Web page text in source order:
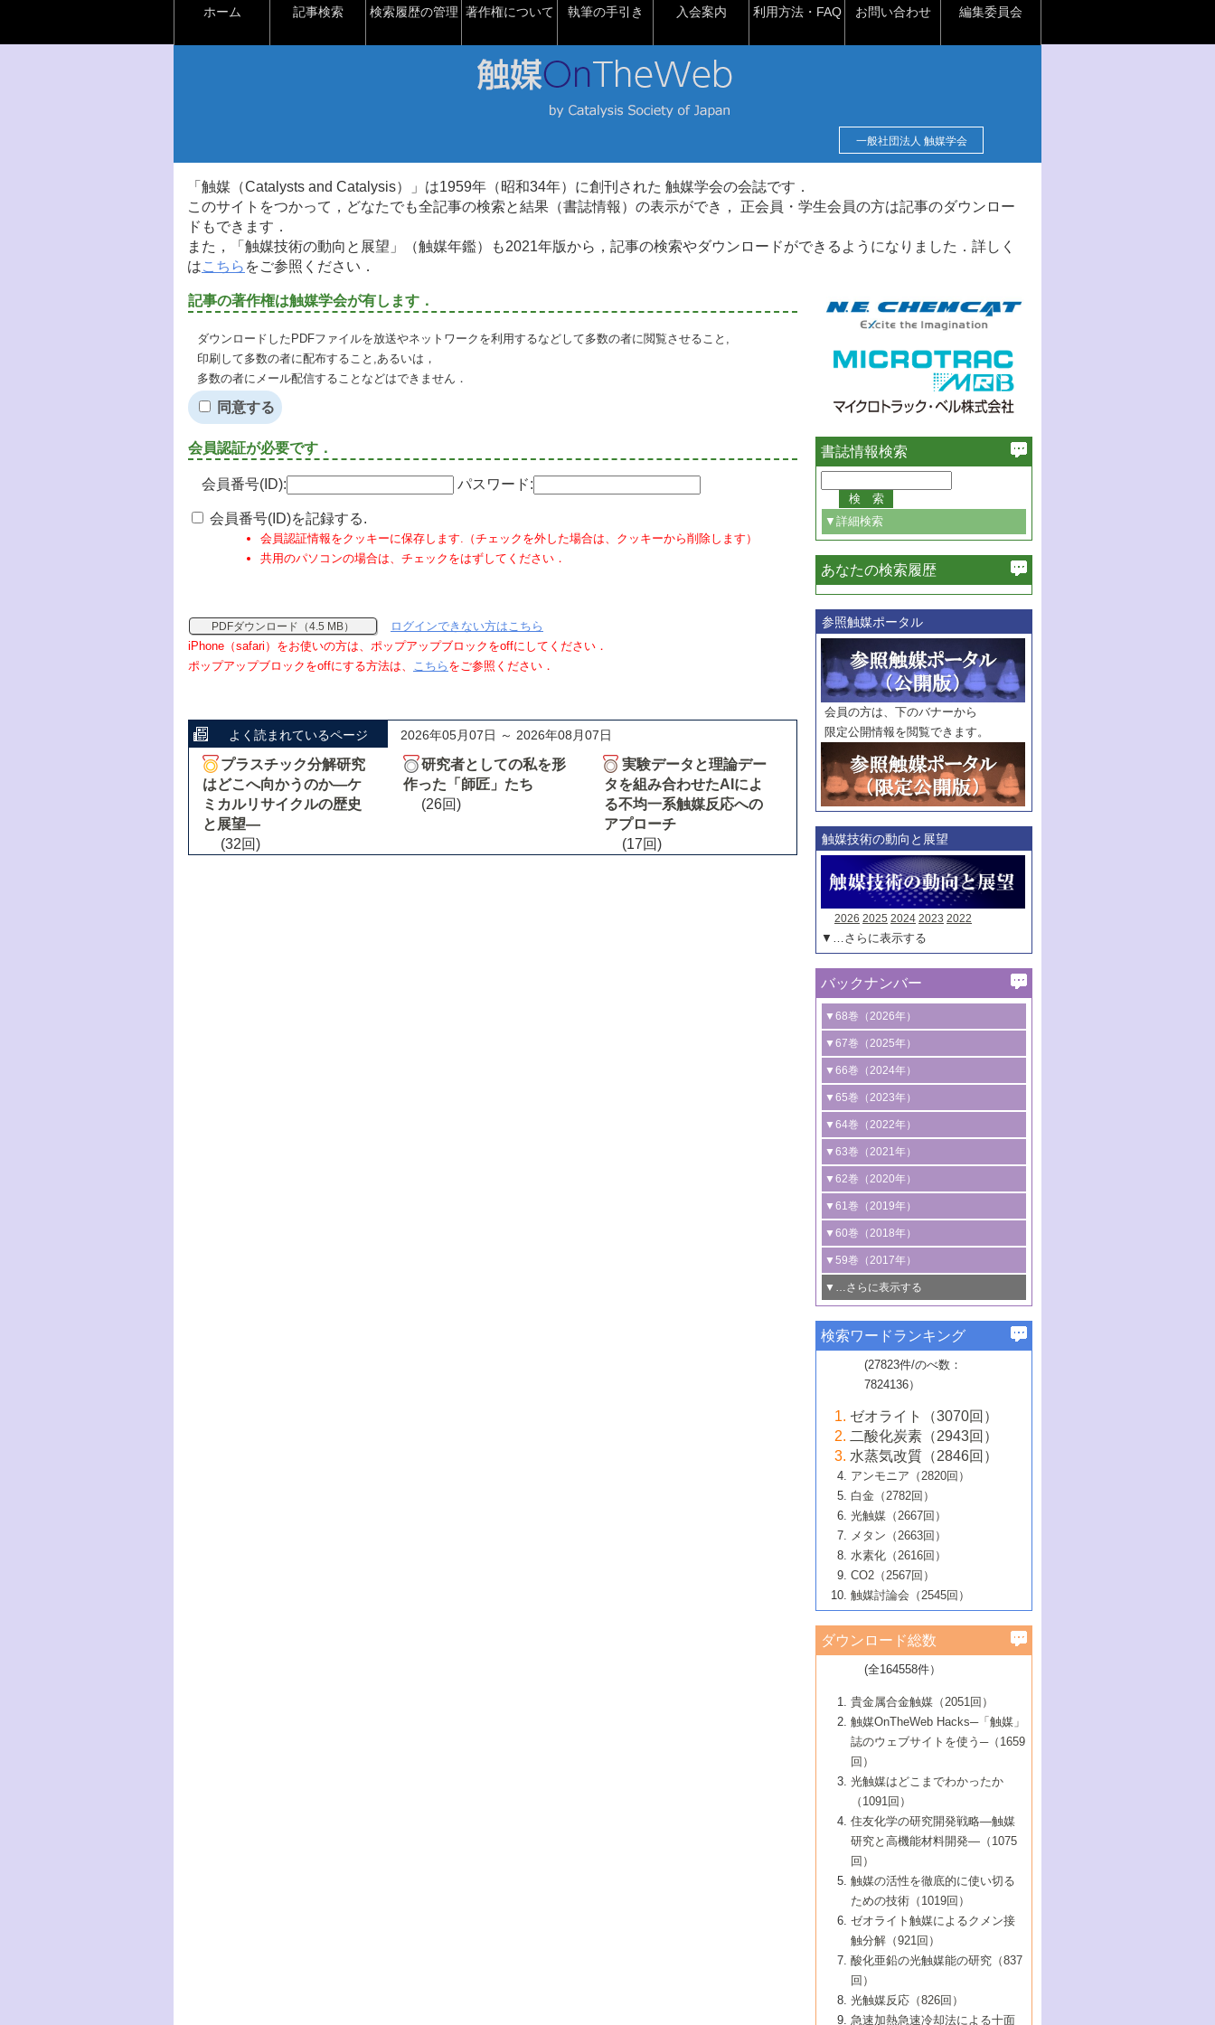
ホーム 記事検索 検索履歴の管理 著作権について 執筆の手引き 入会案内 利用方法・FAQ お問い合わせ 編集委員会
一般社団法人 触媒学会
「触媒（Catalysts and Catalysis）」は1959年（昭和34年）に創刊された 触媒学会の会誌です．
このサイトをつかって，どなたでも全記事の検索と結果（書誌情報）の表示ができ， 正会員・学生会員の方は記事のダウンロー
ドもできます．
また，「触媒技術の動向と展望」（触媒年鑑）も2021年版から，記事の検索やダウンロードができるようになりました．詳しく
はこちら をご参照ください．
記事の著作権は触媒学会が有します．
ダウンロードしたPDFファイルを放送やネットワークを利用するなどして多数の者に閲覧させること,
印刷して多数の者に配布すること,あるいは，
多数の者にメール配信することなどはできません．
同意する
会員認証が必要です．
会員番号(ID): パスワード:
会員番号(ID)を記録する.
会員認証情報をクッキーに保存します.（チェックを外した場合は、クッキーから削除します）
共用のパソコンの場合は、チェックをはずしてください．
PDFダウンロード（4.5 MB）
ログインできない方はこちら
iPhone（safari）をお使いの方は、ポップアップブロックをoffにしてください．
ポップアップブロックをoffにする方法は、 こちら をご参照ください．
よく読まれているページ 2026年05月07日 ～ 2026年08月07日
プラスチック分解研究
はどこへ向かうのか―ケ
ミカルリサイクルの歴史
と展望―
(32回)
研究者としての私を形
作った「師匠」たち
(26回)
実験データと理論デー
タを組み合わせたAIによ
る不均一系触媒反応への
アプローチ
(17回)
書誌情報検索
▼詳細検索
必ず含む
巻・号指定
巻
号
範囲指定
巻
号～
巻
号
触媒年鑑
年度
記事種別
マーク：
マークあり
あなたの検索履歴
参照触媒ポータル
会員の方は、下のバナーから
限定公開情報を閲覧できます。
触媒技術の動向と展望
2026 2025 2024 2023 2022
▼…さらに表示する
バックナンバー
▼68巻（2026年）
1号 過酸化水素合成に関する研究動向
2号 コンピューター技術により加速する
触媒開発
3号 有機分子変換やCO 資源化のための
光触媒に関する最近の研究
B号 第137回触媒討論会（2026年）
▼67巻（2025年）
1号 CO
水素化によるグリーン燃料/グリ
ーンケミカル製造
2号 水素製造のための水分解技術に関す
る最近の研究
3号 オレフィン系樹脂の精密合成に関す
る最新技術
4号 アルコール類の効率的変換を実現す
る非貴金属触媒の研究動向
5号 ゼオライトの合成と応用における研
究動向
6号 ヘテロ接合界面
B号 第135回触媒討論会（2025年）
▼66巻（2024年）
1号 低次元ナノ構造を有する触媒材料
2号 規制反応場を活用した固体触媒研究
の新展開
3号 未踏分子変換を目指した酸化触媒プ
ロセスの最前線
4号 シンクロトロン放射光および中性子
線を利用した触媒解析技術の最先端
5号 単原子触媒
6号 参照触媒委員会からのお知らせ
B号 第133回触媒討論会（2023年）
▼65巻（2023年）
1号 炭素が関わる触媒機能
2号 プラスチックケミカルリサイクルの
ための触媒技術
3号 非酸化物系金属化合物を基盤とした
触媒材料の開発
4号 格子酸素・格子酸素欠陥を利用した
触媒反応
5号 生体触媒によるエネルギー変換反応
6号 窒素とリンの循環のための触媒・機
能性材料
▼64巻（2022年）
1号 合成ガス製造とCOを用いるケミカル
ズ合成の最新動向
2号 化学品合成のための合金触媒開発
3号 CO の排出削減および有効活用のた
めの触媒技術
4号 若手による情報発信企画～とびたて
若き触媒の研究者たち～（1）
若き触媒の研究者たち～（2）
6号 石油のノーブル・ユースを志向した
触媒技術
大学：オンライン・対面開催）
▼63巻（2021年）
1号 金触媒の新展開
2号 ペロブスカイト
3号 特殊反応場を利用した触媒的分子変
換反応
4号 多孔質材料を用いた触媒の新展開
5号 情報学的手法を用いた触媒開発
6号 カーボンニュートラルに向けた電解
技術
B号 第127回触媒討論会（2021年・オン
ライン開催(Zoom)のみ）
▼62巻（2020年）
1号 触媒設計を拓く欠陥構造のキャラク
タリゼーション
2号 機能化学品製造に資するクリーンな
触媒的酸化反応
3号 水処理のための触媒化学
4号 光触媒を用いた水分解の最新の研究
動向
5号 次世代の触媒プロセスを支えるマイ
6号 メタン転換技術の最新動向
B号 第125回触媒討論会（2020年・工学
院大学）
▼61巻（2019年）
1号 物質移動制御に着目した触媒プロセ
ス開発
2号 CO2 フリー水素サプライチェーンに
関わる触媒開発動向
3号 精密高分子合成に関する最近の研究
動向
4号 バイオマス化成品製造のための触媒
5号 固体触媒による含窒素有機化合物変
換の最前線
6号 貴金属使用量低減に向けた自動車排
ガス浄化触媒の開発
B号 第123回触媒討論会（2019年・大阪
▼60巻（2018年）
1号 固体酸触媒の最新の研究動向
2号 二酸化炭素からの有用化学品合成
3号 ナノ粒子・クラスター触媒の最前線
4号 60周年記念企画
5号 進化するゼオライト合成技術
6号 非貴金属系触媒における電気化学的
B号 第121回触媒討論会（2018年・東京
大学）
▼59巻（2017年）
1号 いたるところに，触媒
最先端技術
3号 無機分離膜材料の開発と触媒反応プ
ロセスへの適用
5号 水素のふるまいを解き明かす最先端
研究
6号 低級アルカンの有効利用のための触
媒技術
B号 第119回触媒討論会（2017年・首都
大学東京）
▼…さらに表示する
1号 ユニークな構造の高分子を生み出す触
2号 リグニンからの化成品製造に向けた触
媒技術
3号 触媒研究の最先端～とびたて若き研究
者たち～（1）
4号 触媒研究の最先端～とびたて若き研究
者たち～（2）
5号 触媒研究の最先端～とびたて若き研究
者たち～（3）
6号 イオニクス材料と燃料電池・電解合成
の最新の研究動向
B号 第117回触媒討論会（2016年・大阪府
立大学）
▼57巻（2015年）
1号 水素キャリアにかかわる触媒技術の新
2号 石油精製用触媒の最近の進展
3号 固体酸化物形燃料電池（SOFC）におけ
るアノード触媒上での燃料直接改質技術
4号 コアシェル構造の制御による触媒機能
5号 工業触媒およびその周辺技術の最近の
進歩
6号 ナノシート
B号 第115回触媒討論会（2015年・成蹊大
▼56巻（2014年）
2号 光触媒反応機構に関する最新の研究動
向
開発動向
4号 人工光合成に向けた近年のアプローチ
5号 未利用熱エネルギーの有効活用に貢献
する触媒技術
6号 ポリオキソメタレート
B号 第113回触媒討論会（2014年・ロワジ
ールホテル豊橋）
1号 高耐久性燃料電池システム用触媒にお
ける新展開
2号 リビングラジカル重合の最近の動向
3号 天然ガスの化学工業的展開に関する触
媒技術
4号 貴金属触媒の精密構造制御とその活用
5号 バイオマス化成品製造のための固体触
6号 ナノ空間─吸着状態解析から新機能開拓
B号 第111回触媒討論会（2013年・関西大
▼54巻（2012年）
1号 規則性多孔体の利用技術における最近
の進歩
2号 第109回触媒討論会
3号 貴金属低減技術の最新動向
4号 貴金属代替技術の最新動向
5号 光触媒による物質変換反応の新展開
6号 グラフェン
7号 水素を利用する化成品合成の新潮流
▼53巻（2011年）
1号 金属学から見る合金触媒の新展開
2号 第107回触媒討論会
3号 触媒のその場観察法の進歩（１）
4号 触媒のその場観察法の進歩（２）
5号 不活性結合の触媒的活性化による有機
合成
6号 新しい固体酸触媒技術
7号 ゼオライト合成における最近の進歩
▼52巻（2010年）
1号 触媒の劣化対策と長寿命触媒開発
2号 第105回触媒討論会
3号 ナノ構造が拓く新機能
4号 活性サイトおよびその環境の精密な設
計による触媒の高機能化
5号 触媒を有効に使うための技術
7号 有機分子触媒による精密有機合成
8号 高機能化ポリオレフィンに向けた重合
触媒の最近の進展
1号 炭素材料－熱い注目を集める材料－
2号 第103回触媒討論会
3号 環境浄化用光触媒の現状と課題
4号 水素社会の実現に向けた水素製造・貯
蔵技術の進歩
5号 CO2が関わる触媒・材料
7号 持続可能社会実現のための触媒および
触媒関連技術
▼50巻（2008年）
1号 触媒化学と学会のこの10年，半世紀，
そして未来
2号 第101回触媒討論会
4号 錯体を利用したユニークな表面構造の
構築と機能
5号 若手会員による触媒研究の未来展望1：
企業編
6号 第102回触媒討論会
7号 触媒・化学反応における計算化学の進
8号 若手研究者による触媒研究の未来展望
2：大学・研究所編
▼49巻（2007年）
1号 含フッ素化合物の合成と触媒
2号 第99回触媒討論会
3号 実用的ファインケミカル合成プロセス
を実現する触媒
5号 こんな物質，あんな物質―新たな触媒
の可能性―
7号 『結晶の化学』を活かした触媒研究
8号 イオン液体の応用
▼48巻（2006年）
1号 固体酸触媒の最近の進歩
2号 第97回触媒討論会
3号 リビング重合触媒の最近の展開
5号 水素製造・貯蔵のための触媒技術の新
しい展開
6号 第98回触媒討論会
7号 基礎化学品製造の触媒技術
8号 多機能型リアクター
1号 最近の触媒担体とその効果
2号 第95回触媒討論会
4号 水分解用光触媒材料
5号 時間分解分光の進歩と応用
6号 第96回触媒討論会
8号 超臨界流体を用いた化学プロセスの新
▼46巻（2004年）
1号 部分酸化反応触媒の最前線
2号 第93回触媒討論会
3号 特殊エネルギー場の触媒反応
4号 生体内における金属の触媒作用
5号 ファインケミカルズの展開に寄与する
6号 第94回触媒討論会
7号 サブナノレベルでみた新しい表面現象
8号 オレフィン重合触媒の新たな展
▼45巻（2003年）
1号 なぜこの触媒が良いのか？
2号 第91回触媒討論会
3号 最近の自動車排ガス処理技術
4号 触媒研究の現状と将来─第90回触媒討論
5号 基礎化学品製造の触媒技術
6号 第92回触媒討論会
7号 基礎化学品製造の触媒技術
8号 資源の循環と触媒技術
▼44巻（2002年）
1号 高次制御された触媒の化学
2号 第89回触媒討論会
3号 触媒を利用した電気化学の新展開
4号 ナノ材料の調製と機能化
5号 こんな触媒が欲しい
6号 第90回触媒討論会
7号 触媒研究と学術雑誌/情報
8号 若い世代からみた触媒化学の現状と未
▼43巻（2001年）
1号 グリーンケミストリーと触媒
2号 第87回触媒討論会特集号
3号 生体触媒とバイオプロセス
4号 水素製造・利用の触媒化学
5号 触媒研究における新しい切り口：コン
ビナトリアルケミストリー
6号 第88回触媒討論会特集号
7号 企業における触媒研究のブレークスル
8号 この材料を触媒として使ってみません
▼42巻（2000年）
1号 触媒反応工学の明日を拓く
2号 第85回触媒討論会
3号 反応ダイナミクス
5号 触媒のおもしろさをどのように伝える
6号 第86回触媒討論会
7号 水素化精製触媒の新しい展開
8号 新しい反応性と機能性を目指した金属
クラスタ-化学
▼41巻（1999年）
1号 孔、穴、あな?-特異な空間とその利用-
2号 第83回触媒討論会
3号 均一系触媒反応最前線
4号 実用炭素材料の新展開
5号 研究の方法論を考える
7号 機能性金属材料と触媒
8号 触媒研究へのNMRの応用と展望
▼40巻（1998年）
進展と21世紀への提言/創立40周年記念・触
媒学会この10年の歩みとこれから/創立40周
2号 第81回触媒討論会
3号 計算機触媒化学へのさそい
4号 触媒劣化の制御と予測
5号 最新の実用プロセスと触媒
6号 第82回触媒討論会
1号 均一系と不均一系触媒反応-その特徴と
接点
2号 第79回触媒討論会
3号 最新NO除去触媒の実用化研究
4号 新しい反応場を目指した触媒調製
5号 反応・分離技術の新しい展開
6号 第80回触媒討論会
▼38巻（1996年）
1号 触媒の構造と触媒作用/C1化学を中心と
する21世紀への触媒
3号 オリンピックメダル:金・銀・銅はどん
な触媒作用を示すか
4号 触媒作用における機能の複合化
▼37巻（1995年）
1号 ファインケミカルズと固体触媒
2号 第75回触媒討論会
3号 希土類を利用した触媒
4号 触媒とリサイクル
5号 エネルギー変換触媒
▼36巻（1994年）
1号 電気化学と触媒
2号 第73回触媒討論会
3号 C4化学の展開
4号 《通常号》
▼35巻（1993年）
1号 工業触媒開発マニュアル―探索から工
業化まで
2号 第71回触媒討論会
▼34巻（1992年）
1号 インパクトを与えたこの研究
2号 第69回触媒討論会
▼33巻（1991年）
1号 触媒プロセス開発マニュアル―探索か
▼32巻（1990年）
検索ワードランキング
(27823件/のべ数：
7824136）
ゼオライト（3070回）
二酸化炭素（2943回）
水蒸気改質（2846回）
アンモニア（2820回）
白金（2782回）
光触媒（2667回）
メタン（2663回）
水素化（2616回）
CO2（2567回）
触媒討論会（2545回）
ダウンロード総数
(全164558件）
貴金属合金触媒（2051回）
触媒OnTheWeb Hacks─「触媒」
誌のウェブサイトを使う─（1659
回）
光触媒はどこまでわかったか
（1091回）
住友化学の研究開発戦略―触媒
研究と高機能材料開発―（1075
回）
触媒の活性を徹底的に使い切る
ための技術（1019回）
ゼオライト触媒によるクメン接
触分解（921回）
酸化亜鉛の光触媒能の研究（837
回）
光触媒反応（826回）
急速加熱急速冷却法による十面